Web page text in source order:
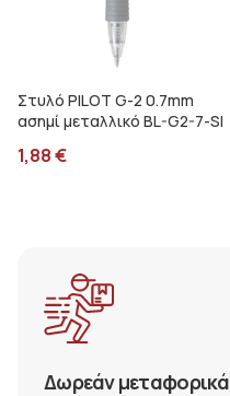
Στυλό PILOT G-2 0.7mm
ασημί μεταλλικό BL-G2-7-SI
1,88€
Δωρεάν μεταφορικά